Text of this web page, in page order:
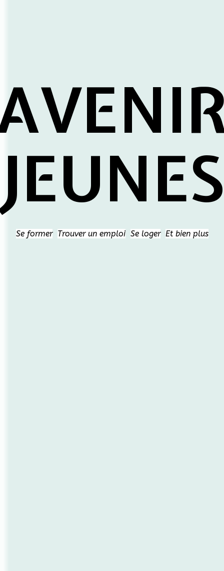
Se former Trouver un emploi Se loger Et bien plus